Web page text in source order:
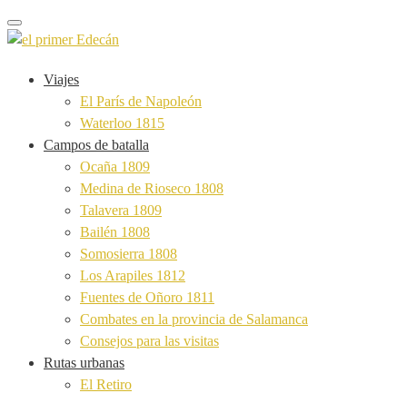
Toggle navigation
Viajes
El París de Napoleón
Waterloo 1815
Campos de batalla
Ocaña 1809
Medina de Rioseco 1808
Talavera 1809
Bailén 1808
Somosierra 1808
Los Arapiles 1812
Fuentes de Oñoro 1811
Combates en la provincia de Salamanca
Consejos para las visitas
Rutas urbanas
El Retiro